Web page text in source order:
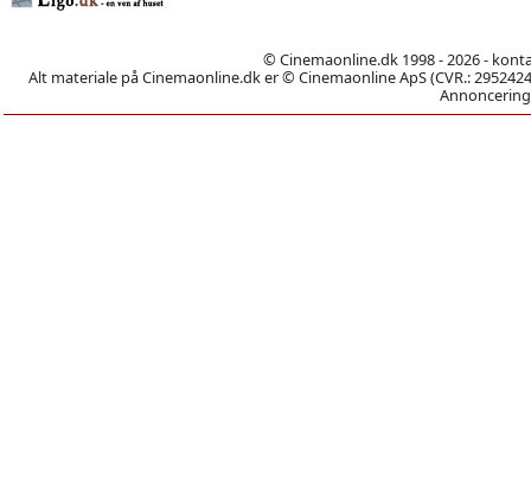
© Cinemaonline.dk 1998 - 2026 -
Alt materiale på Cinemaonline.dk er © Cinemaonline ApS (CVR.: